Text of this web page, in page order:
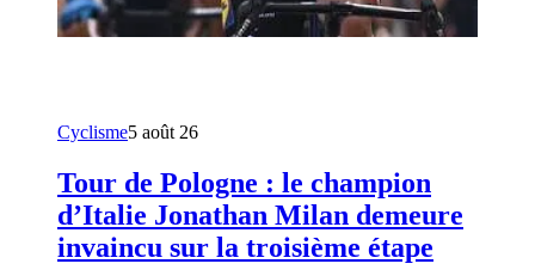
Cyclisme5 août 26
Tour de Pologne : le champion
d’Italie Jonathan Milan demeure
invaincu sur la troisième étape